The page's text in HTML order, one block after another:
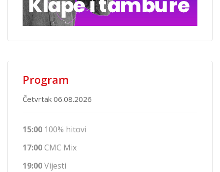
Program
Četvrtak 06.08.2026
15:00 100% hitovi
17:00CMC Mix
19:00Vijesti